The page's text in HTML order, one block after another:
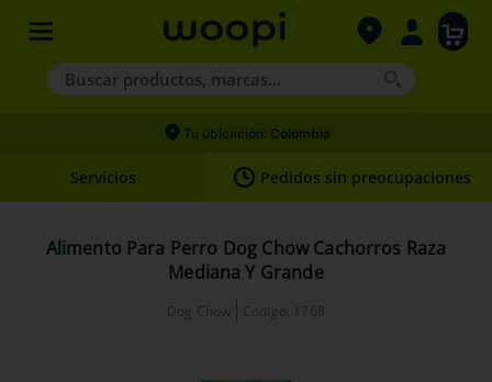
Buscar productos, marcas...
Términos más buscados
2.
nexgard
3.
hills
Tu ubicación: Colombia
Servicios Pedidos sin preocupaciones
Alimento Para Perro Dog Chow Cachorros Raza
Mediana Y Grande
Dog Chow Código: 1768